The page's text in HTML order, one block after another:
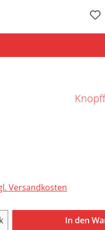
Versandkosten
Gib den In den